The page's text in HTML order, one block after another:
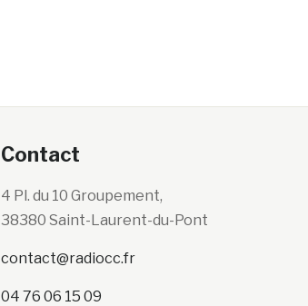
Contact
4 Pl. du 10 Groupement,
38380 Saint-Laurent-du-Pont
contact@radiocc.fr
04 76 06 15 09